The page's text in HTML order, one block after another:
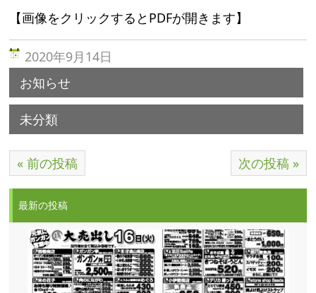
【画像をクリックするとPDFが開きます】
2020年9月14日
お知らせ
未分類
« 前の投稿 次の投稿 »
最新の投稿